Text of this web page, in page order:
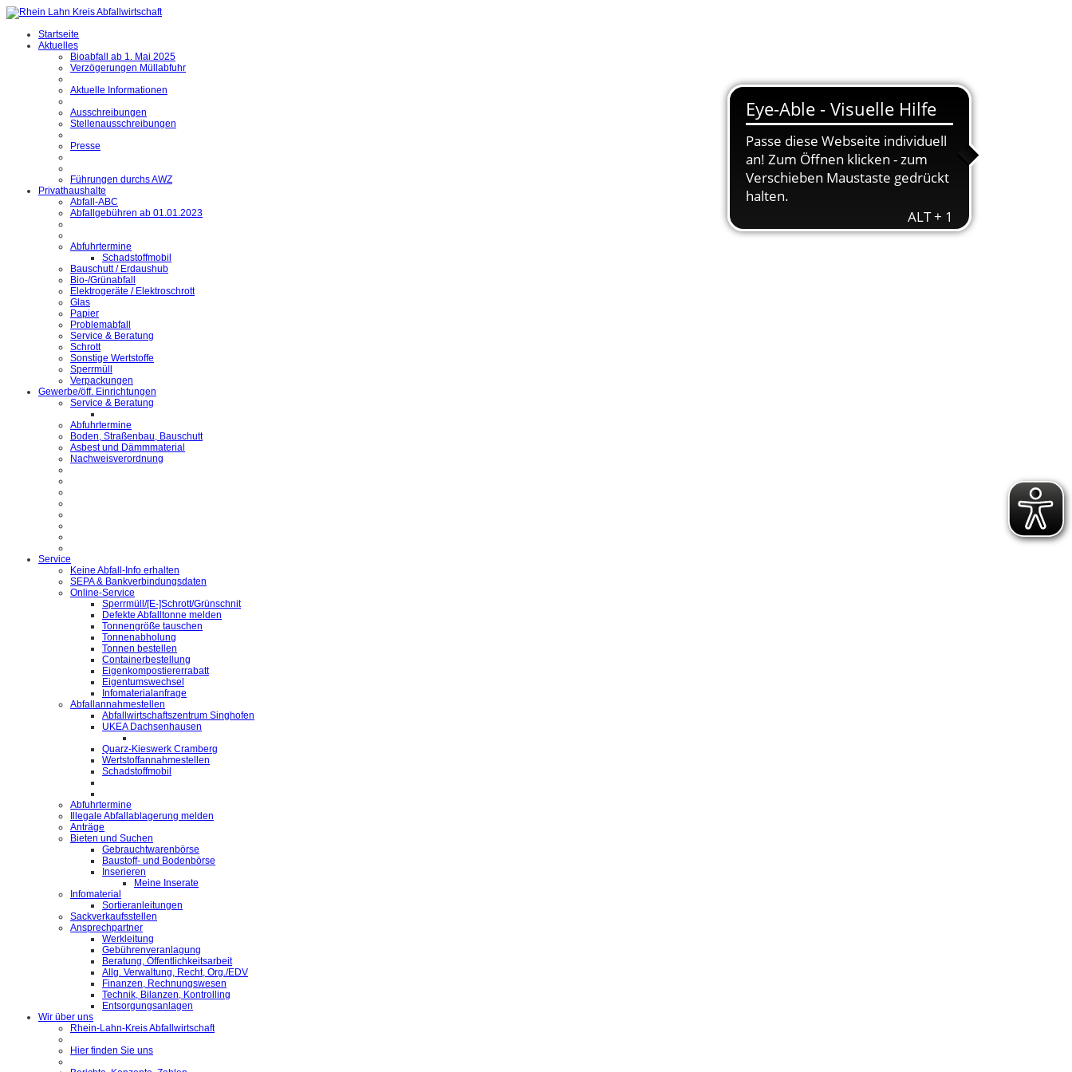
Startseite
Aktuelles
Bioabfall ab 1. Mai 2025
Verzögerungen Müllabfuhr
Aktuelle Informationen
Ausschreibungen
Stellenausschreibungen
Presse
Führungen durchs AWZ
Privathaushalte
Abfall-ABC
Abfallgebühren ab 01.01.2023
Abfuhrtermine
Schadstoffmobil
Bauschutt / Erdaushub
Bio-/Grünabfall
Elektrogeräte / Elektroschrott
Glas
Papier
Problemabfall
Service & Beratung
Schrott
Sonstige Wertstoffe
Sperrmüll
Verpackungen
Gewerbe/öff. Einrichtungen
Service & Beratung
Abfuhrtermine
Boden, Straßenbau, Bauschutt
Asbest und Dämmmaterial
Nachweisverordnung
Service
Keine Abfall-Info erhalten
SEPA & Bankverbindungsdaten
Online-Service
Sperrmüll/[E-]Schrott/Grünschnit
Defekte Abfalltonne melden
Tonnengröße tauschen
Tonnenabholung
Tonnen bestellen
Containerbestellung
Eigenkompostiererrabatt
Eigentumswechsel
Infomaterialanfrage
Abfallannahmestellen
Abfallwirtschaftszentrum Singhofen
UKEA Dachsenhausen
Quarz-Kieswerk Cramberg
Wertstoffannahmestellen
Schadstoffmobil
Abfuhrtermine
Illegale Abfallablagerung melden
Anträge
Bieten und Suchen
Gebrauchtwarenbörse
Baustoff- und Bodenbörse
Inserieren
Meine Inserate
Infomaterial
Sortieranleitungen
Sackverkaufsstellen
Ansprechpartner
Werkleitung
Gebührenveranlagung
Beratung, Öffentlichkeitsarbeit
Allg. Verwaltung, Recht, Org./EDV
Finanzen, Rechnungswesen
Technik, Bilanzen, Kontrolling
Entsorgungsanlagen
Wir über uns
Rhein-Lahn-Kreis Abfallwirtschaft
Hier finden Sie uns